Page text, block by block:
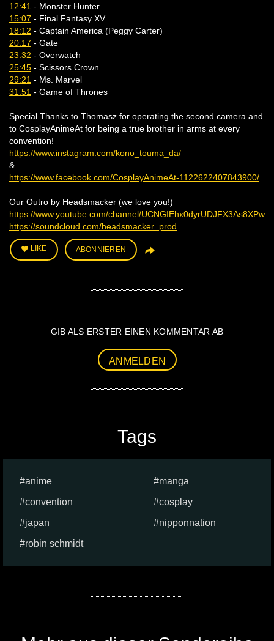
12:41 - Monster Hunter
15:07 - Final Fantasy XV
18:12 - Captain America (Peggy Carter)
20:17 - Gate
23:32 - Overwatch
25:45 - Scissors Crown
29:21 - Ms. Marvel
31:51 - Game of Thrones
Special Thanks to Thomasz for operating the second camera and
to CosplayAnimeAt for being a true brother in arms at every
convention!
https://www.instagram.com/kono_touma_da/
&
https://www.facebook.com/CosplayAnimeAt-1122622407843900/
Our Outro by Headsmacker (we love you!)
https://www.youtube.com/channel/UCNGIEhx0dyrUDJFX3As8XPw
https://soundcloud.com/headsmacker_prod
LIKE ABONNIEREN
GIB ALS ERSTER EINEN KOMMENTAR AB
ANMELDEN
Tags
anime
manga
convention
cosplay
japan
nipponnation
robin schmidt